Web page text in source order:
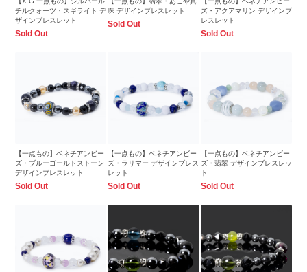
チルクォーツ・スギライト デ
ザインブレスレット
Sold Out
珠 デザインブレスレット
Sold Out
ズ・アクアマリン デザインブ
レスレット
Sold Out
【一点もの】ベネチアンビー
ズ・ブルーゴールドストーン
デザインブレスレット
Sold Out
【一点もの】ベネチアンビー
ズ・ラリマー デザインブレス
レット
Sold Out
【一点もの】ベネチアンビー
ズ・翡翠 デザインブレスレッ
ト
Sold Out